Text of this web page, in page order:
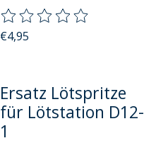
Die Bewertung dieses
€4,95
Ersatz Lötspritze
für Lötstation D12-
1